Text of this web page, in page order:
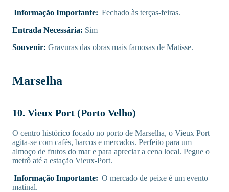
Informação Importante: Fechado às terças-feiras.
Entrada Necessária: Sim
Souvenir: Gravuras das obras mais famosas de Matisse.
Marselha
10. Vieux Port (Porto Velho)
O centro histórico focado no porto de Marselha, o Vieux Port
agita-se com cafés, barcos e mercados. Perfeito para um
almoço de frutos do mar e para apreciar a cena local. Pegue o
metrô até a estação Vieux-Port.
Informação Importante: O mercado de peixe é um evento
matinal.